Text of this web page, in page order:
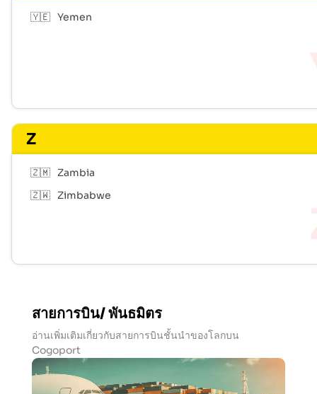
🇾🇪 Yemen
Z
🇿🇲 Zambia
🇿🇼 Zimbabwe
สายการบิน/ พันธมิตร
อ่านเพิ่มเติมเกี่ยวกับสายการบินชั้นนำของโลกบน
Cogoport